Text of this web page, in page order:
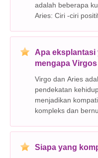
adalah beberapa
Aries: Ciri -ciri positif: * energik dan antusias: Aries
menghadapi
Apa eksplantasi
mengapa
Virgo dan Aries
pendekatan
menjadikan
kompleks dan
Mengapa mereka bisa
Siapa yang